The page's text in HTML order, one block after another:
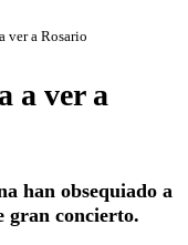
ver a Rosario
a ver a
han obsequiado a
gran concierto.